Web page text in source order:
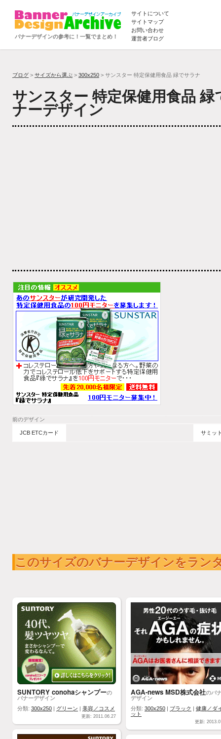
バナーデザインの参考に！一覧でまとめ！
サイトについて
サイトマップ
お問い合わせ
運営者ブログ
ブログ > サイズから選ぶ > 300x250 > サンスター 特定保健用食品 緑でサラナ
サンスター 特定保健用食品
ナーデザイン
前のデザイン
JCB ETCカード サミッ
このサイズのバナーデザインをラン
SUNTORY conohaシャンプーの
バナーデザイン
分類: 300x250 グリーン 美容／コスメ
更新: 2011.06.27
AGA-news MSD株式会社のバ
デザイン
分類: 300x250 ブラック
健康／ダ
ット
更新: